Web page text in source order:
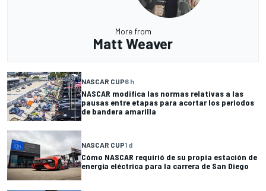
More from
Matt Weaver
NASCAR CUP6 h
NASCAR modifica las normas relativas a las
pausas entre etapas para acortar los periodos
de bandera amarilla
NASCAR CUP1 d
Cómo NASCAR requirió de su propia estación de
energía eléctrica para la carrera de San Diego